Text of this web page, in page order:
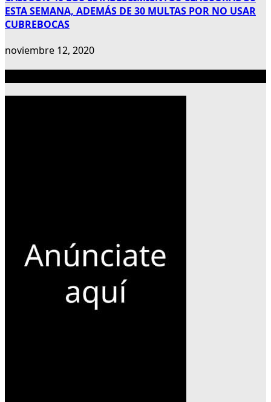
ESTA SEMANA, ADEMÁS DE 30 MULTAS POR NO USAR
CUBREBOCAS
noviembre 12, 2020